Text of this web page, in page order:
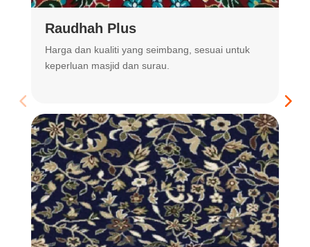
Raudhah Plus
Harga dan kualiti yang seimbang, sesuai untuk
keperluan masjid dan surau.